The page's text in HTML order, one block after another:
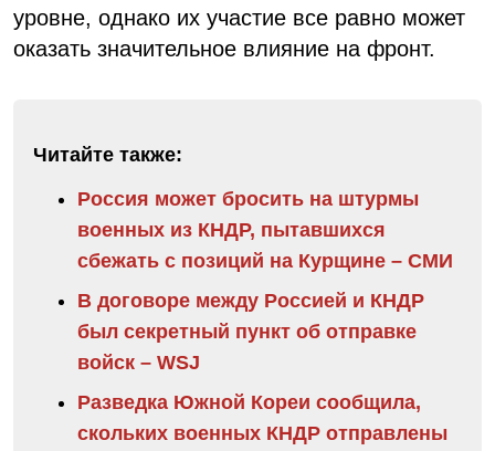
уровне, однако их участие все равно может
оказать значительное влияние на фронт.
Читайте также:
Россия может бросить на штурмы
военных из КНДР, пытавшихся
сбежать с позиций на Курщине – СМИ
В договоре между Россией и КНДР
был секретный пункт об отправке
войск – WSJ
Разведка Южной Кореи сообщила,
скольких военных КНДР отправлены